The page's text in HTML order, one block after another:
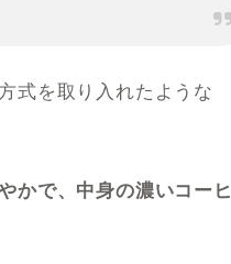
式を取り入れたような
かで、中身の濃いコーヒ